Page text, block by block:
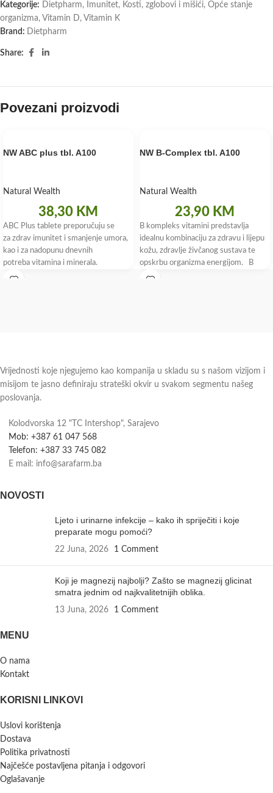
Kategorije: Dietpharm, Imunitet, Kosti, zglobovi i mišići, Opće stanje
organizma, Vitamin D, Vitamin K
Brand: Dietpharm
Share:
Povezani proizvodi
NW ABC plus tbl. A100
Natural Wealth
38,30 KM
ABC Plus tablete preporučuju se
za zdrav imunitet i smanjenje umora,
kao i za nadopunu dnevnih
potreba vitamina i minerala.
Pakovanje: 100 tableta
NW B-Complex tbl. A100
Natural Wealth
23,90 KM
B kompleks vitamini predstavlja
idealnu kombinaciju za zdravu i lijepu
kožu, zdravlje živčanog sustava te
opskrbu organizma energijom. B
vitamini
Vrijednosti koje njegujemo kao kompanija u skladu su s našom vizijom i
misijom te jasno definiraju strateški okvir u svakom segmentu našeg
poslovanja.
Kolodvorska 12 "TC Intershop", Sarajevo
Mob: +387 61 047 568
Telefon: +387 33 745 082
E mail: info@sarafarm.ba
NOVOSTI
Ljeto i urinarne infekcije – kako ih spriječiti i koje
preparate mogu pomoći?
22 Juna, 2026 1 Comment
Koji je magnezij najbolji? Zašto se magnezij glicinat
smatra jednim od najkvalitetnijih oblika.
13 Juna, 2026 1 Comment
MENU
O nama
Kontakt
KORISNI LINKOVI
Uslovi korištenja
Dostava
Politika privatnosti
Najčešće postavljena pitanja i odgovori
Oglašavanje